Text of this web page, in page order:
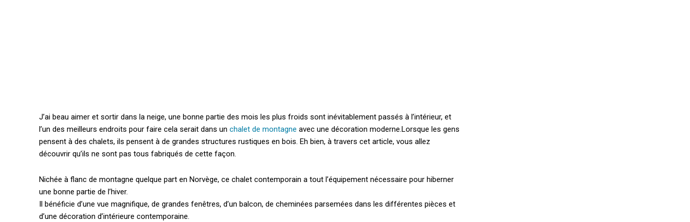
J’ai beau aimer et sortir dans la neige, une bonne partie des mois les plus froids sont inévitablement passés à l’intérieur, et
l’un des meilleurs endroits pour faire cela serait dans un chalet de montagne avec une décoration moderne.Lorsque les gens
pensent à des chalets, ils pensent à de grandes structures rustiques en bois. Eh bien, à travers cet article, vous allez
découvrir qu’ils ne sont pas tous fabriqués de cette façon.
Nichée à flanc de montagne quelque part en Norvège, ce chalet contemporain a tout l’équipement nécessaire pour hiberner
une bonne partie de l’hiver.
Il bénéficie d’une vue magnifique, de grandes fenêtres, d’un balcon, de cheminées parsemées dans les différentes pièces et
d’une décoration d’intérieure contemporaine.